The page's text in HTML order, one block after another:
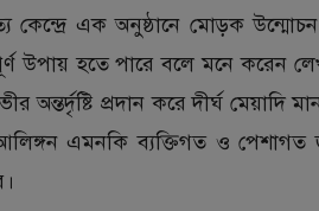
কেন্দ্রে এক অনুষ্ঠানে মোড়ক
উপায় হতে পারে বলে মনে করেন
অন্তর্দৃষ্টি প্রদান করে দীর্ঘ মেয়াদি
এমনকি ব্যক্তিগত ও পেশাগত